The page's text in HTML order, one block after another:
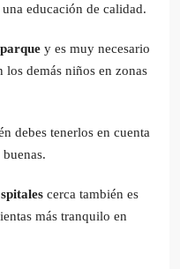
educación de calidad.
y es muy necesario
demás niños en zonas
debes tenerlos en cuenta
cerca también es
más tranquilo en